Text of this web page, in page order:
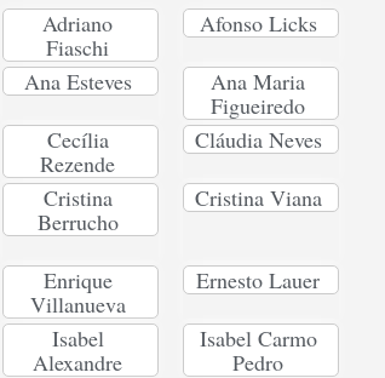
Adriano
Fiaschi
Afonso Licks
Ana Esteves
Ana Maria
Figueiredo
Cecília
Rezende
Cláudia Neves
Cristina
Berrucho
Cristina Viana
Enrique
Villanueva
Ernesto Lauer
Isabel
Alexandre
Isabel Carmo
Pedro